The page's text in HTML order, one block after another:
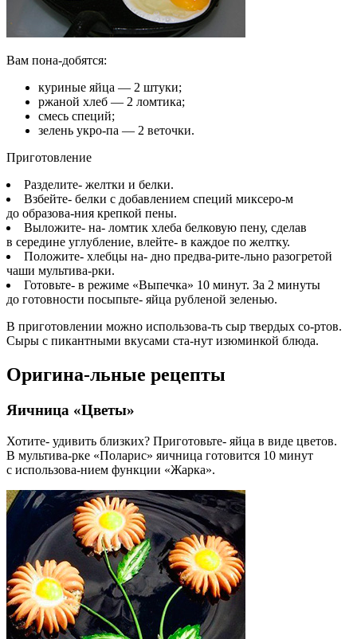
Вам пона-добятся:
куриные яйца — 2 штуки;
ржаной хлеб — 2 ломтика;
смесь специй;
зелень укро-па — 2 веточки.
Приготовление
Разделите- желтки и белки.
Взбейте- белки с добавлением специй миксеро-м
до образова-ния крепкой пены.
Выложите- на- ломтик хлеба белковую пену, сделав
в середине углубление, влейте- в каждое по желтку.
Положите- хлебцы на- дно предва-рите-льно разогретой
чаши мультива-рки.
Готовьте- в режиме «Выпечка» 10 минут. За 2 минуты
до готовности посыпьте- яйца рубленой зеленью.
В приготовлении можно использова-ть сыр твердых со-ртов.
Сыры с пикантными вкусами ста-нут изюминкой блюда.
Оригина-льные рецепты
Яичница «Цветы»
Хотите- удивить близких? Приготовьте- яйца в виде цветов.
В мультива-рке «Поларис» яичница готовится 10 минут
с использова-нием функции «Жарка».